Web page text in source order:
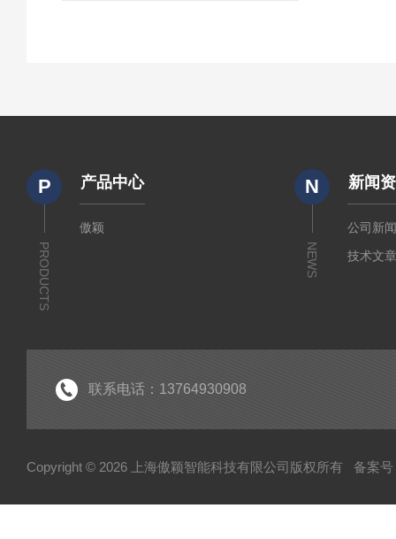
P
PRODUCTS
产品中心
傲颖
N
NEWS
新闻
公司新
技术文
联系电话：13764930908
Copyright © 2026 上海傲颖智能科技有限公司版权所有 备案号